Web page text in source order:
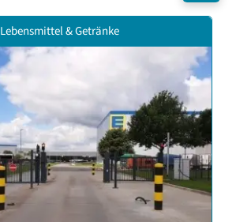
Lebensmittel & Getränke